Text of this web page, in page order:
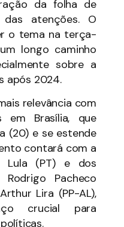
da folha de
atenções. O
o tema na terça-
longo caminho
sobre a
após 2024.
relevância com
em Brasília, que
(20) e se estende
contará com a
Lula (PT) e dos
Pacheco
Lira (PP-AL),
crucial para